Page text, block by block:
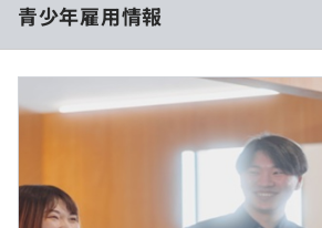
上流工程から開発ができるー設計から
実装することができるのがネオス札
札幌にいながら東京の仕事ができるー
ら東京の仕事ができるので転勤・出
ャリアアップを描くことができます。
■賃金形態：月給制
■賃金の決定方法：当社規定やスキ
ます。
・大学院 232,000円（基本給
14,500円）
・大学 227,200円（基本給
青少年雇用情報
過去３年間の新卒採用者数・離職者数
前年度 採用者数3人 離職者数0人
2年度前 採用者数6人 離職者数0人
3年度前 採用者数6人 離職者数0人